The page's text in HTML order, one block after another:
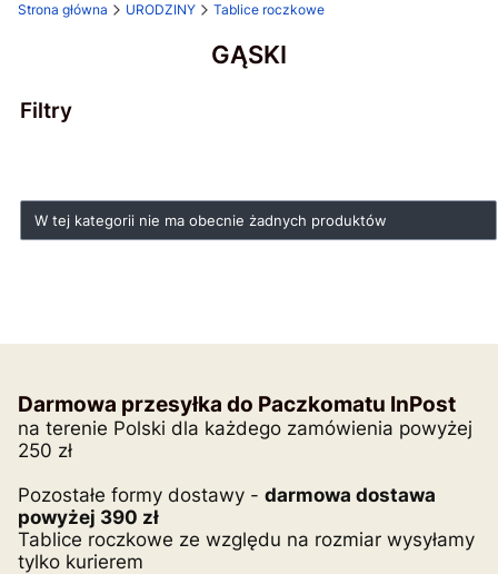
Strona główna URODZINY Tablice roczkowe
GĄSKI
Filtry
Lista produktów
W tej kategorii nie ma obecnie żadnych produktów
Darmowa przesyłka do Paczkomatu InPost
na terenie Polski dla każdego zamówienia powyżej
250 zł
Pozostałe formy dostawy - darmowa dostawa
powyżej 390 zł
Tablice roczkowe ze względu na rozmiar wysyłamy
tylko kurierem